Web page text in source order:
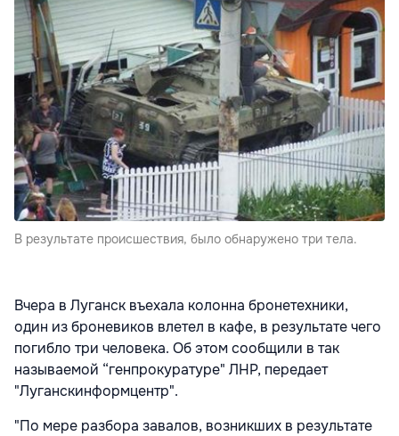
В результате происшествия, было обнаружено три тела.
Вчера в Луганск въехала колонна бронетехники,
один из броневиков влетел в кафе, в результате чего
погибло три человека. Об этом сообщили в так
называемой “генпрокуратуре" ЛНР, передает
"Луганскинформцентр".
"По мере разбора завалов, возникших в результате